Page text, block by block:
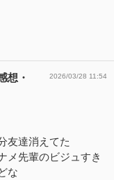
想・
2026/03/28 11:54
友達消えてた
メ先輩のビジュすき
な